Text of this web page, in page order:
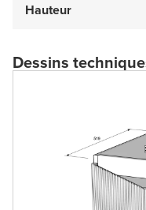
Hauteur
Dessins